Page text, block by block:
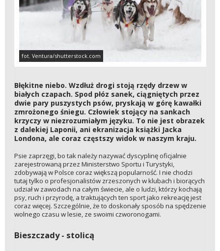
fot. Ventura/shutterstock.com
Błękitne niebo. Wzdłuż drogi stoją rzędy drzew w
białych czapach. Spod płóz sanek, ciągniętych przez
dwie pary puszystych psów, pryskają w górę kawałki
zmrożonego śniegu. Człowiek stojący na sankach
krzyczy w niezrozumiałym języku. To nie jest obrazek
z dalekiej Laponii, ani ekranizacja książki Jacka
Londona, ale coraz częstszy widok w naszym kraju.
Psie zaprzęgi, bo tak należy nazywać dyscyplinę oficjalnie
zarejestrowaną przez Ministerstwo Sportu i Turystyki,
zdobywają w Polsce coraz większą popularność. I nie chodzi
tutaj tylko o profesjonalistów zrzeszonych w klubach i biorących
udział w zawodach na całym świecie, ale o ludzi, którzy kochają
psy, ruch i przyrodę, a traktujących ten sport jako rekreację jest
coraz więcej. Szczególnie, że to doskonały sposób na spędzenie
wolnego czasu w lesie, ze swoimi czworonogami.
Bieszczady - stolicą